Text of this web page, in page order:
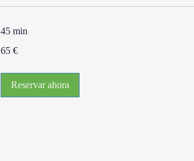
45 min
euros
65 €
Reservar ahora